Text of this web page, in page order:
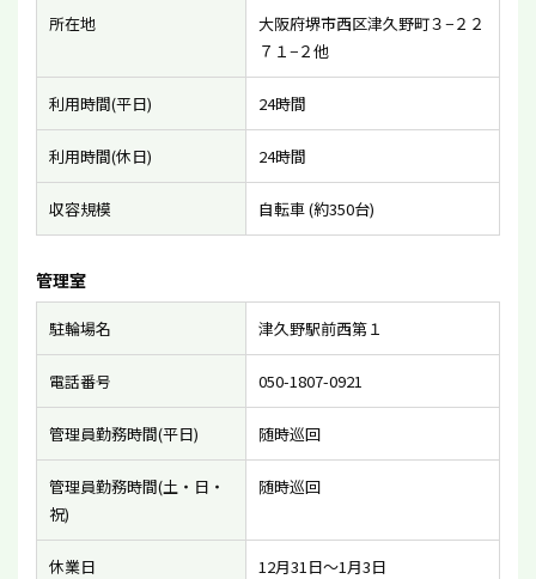
所在地
大阪府堺市西区津久野町３−２２
７１−２他
利用時間(平日) 24時間
利用時間(休日) 24時間
収容規模 自転車 (約350台)
管理室
駐輪場名 津久野駅前西第１
電話番号 050-1807-0921
管理員勤務時間(平日) 随時巡回
管理員勤務時間(土・日・
祝)
随時巡回
休業日 12月31日〜1月3日